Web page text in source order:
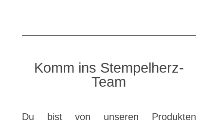
Komm ins Stempelherz-
Team
Du bist von unseren Produkten